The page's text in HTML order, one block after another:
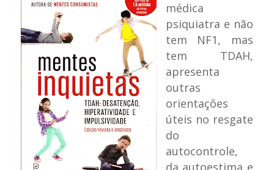
médica
psiquiatra e não
tem NF1, mas
tem TDAH,
apresenta
outras
orientações
úteis no resgate
do
autocontrole,
da autoestima e